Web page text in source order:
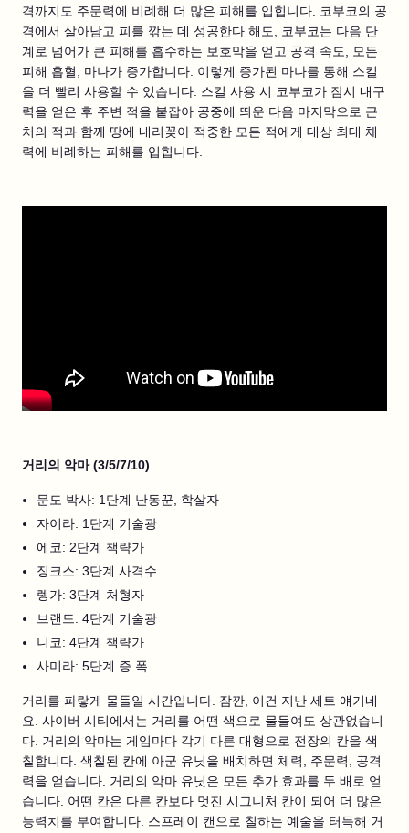
격까지도 주문력에 비례해 더 많은 피해를 입힙니다. 코부코의 공
격에서 살아남고 피를 깎는 데 성공한다 해도, 코부코는 다음 단
계로 넘어가 큰 피해를 흡수하는 보호막을 얻고 공격 속도, 모든
피해 흡혈, 마나가 증가합니다. 이렇게 증가된 마나를 통해 스킬
을 더 빨리 사용할 수 있습니다. 스킬 사용 시 코부코가 잠시 내구
력을 얻은 후 주변 적을 붙잡아 공중에 띄운 다음 마지막으로 근
처의 적과 함께 땅에 내리꽂아 적중한 모든 적에게 대상 최대 체
력에 비례하는 피해를 입힙니다.
거리의 악마 (3/5/7/10)
문도 박사: 1단계 난동꾼, 학살자
자이라: 1단계 기술광
에코: 2단계 책략가
징크스: 3단계 사격수
렝가: 3단계 처형자
브랜드: 4단계 기술광
니코: 4단계 책략가
사미라: 5단계 증.폭.
거리를 파랗게 물들일 시간입니다. 잠깐, 이건 지난 세트 얘기네
요. 사이버 시티에서는 거리를 어떤 색으로 물들여도 상관없습니
다. 거리의 악마는 게임마다 각기 다른 대형으로 전장의 칸을 색
칠합니다. 색칠된 칸에 아군 유닛을 배치하면 체력, 주문력, 공격
력을 얻습니다. 거리의 악마 유닛은 모든 추가 효과를 두 배로 얻
습니다. 어떤 칸은 다른 칸보다 멋진 시그니처 칸이 되어 더 많은
능력치를 부여합니다. 스프레이 캔으로 칠하는 예술을 터득해 거